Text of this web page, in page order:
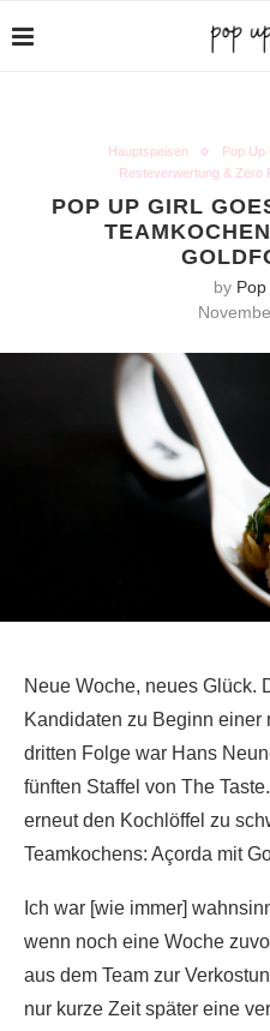
Hauptspeisen
Pop Up
Resteverwertung & Zero
POP UP GIRL
by
Neue Woche, neues Glück.
Kandidaten zu Beginn einer
dritten Folge war Hans
fünften Staffel von The
erneut den Kochlöffel zu
Teamkochens: Açorda mit
Ich war [wie immer]
wenn noch eine Woche
aus dem Team zur
nur kurze Zeit später eine